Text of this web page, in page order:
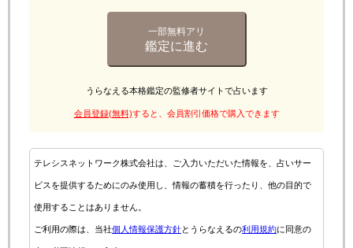
一部無料アリ
鑑定に進む
うらなえる本格鑑定の監修者サイトで占います
会員登録(無料)すると、会員割引価格で購入できます
テレシスネットワーク株式会社は、ご入力いただいた情報を、占いサー
ビスを提供するためにのみ使用し、情報の蓄積を行ったり、他の目的で
使用することはありません。
ご利用の際は、当社個人情報保護方針とうらなえるの利用規約に同意の